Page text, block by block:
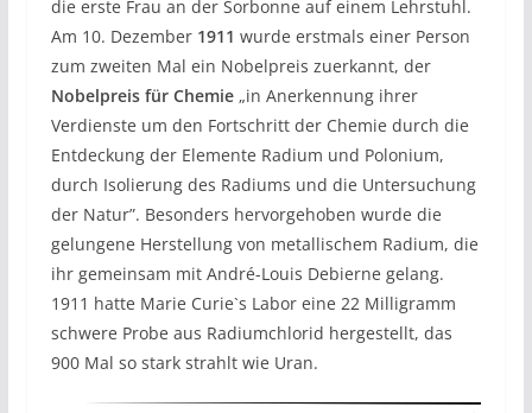
die erste Frau an der Sorbonne auf einem Lehrstuhl.
Am 10. Dezember 1911 wurde erstmals einer Person
zum zweiten Mal ein Nobelpreis zuerkannt, der
Nobelpreis für Chemie„in Anerkennung ihrer
Verdienste um den Fortschritt der Chemie durch die
Entdeckung der Elemente Radium und Polonium,
durch Isolierung des Radiums und die Untersuchung
der Natur”. Besonders hervorgehoben wurde die
gelungene Herstellung von metallischem Radium, die
ihr gemeinsam mit André-Louis Debierne gelang.
1911 hatte Marie Curie`s Labor eine 22 Milligramm
schwere Probe aus Radiumchlorid hergestellt, das
900 Mal so stark strahlt wie Uran.